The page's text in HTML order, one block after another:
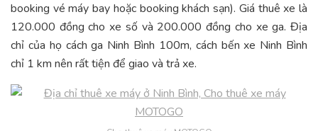
booking vé máy bay hoặc booking khách sạn). Giá thuê xe là
120.000 đồng cho xe số và 200.000 đồng cho xe ga. Địa
chỉ của họ cách ga Ninh Bình 100m, cách bến xe Ninh Bình
chỉ 1 km nên rất tiện để giao và trả xe.